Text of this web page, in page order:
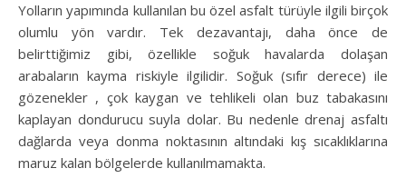
Yolların yapımında kullanılan bu özel asfalt türüyle ilgili birçok
olumlu yön vardır. Tek dezavantajı, daha önce de
belirttiğimiz gibi, özellikle soğuk havalarda dolaşan
arabaların kayma riskiyle ilgilidir. Soğuk (sıfır derece) ile
gözenekler , çok kaygan ve tehlikeli olan buz tabakasını
kaplayan dondurucu suyla dolar. Bu nedenle drenaj asfaltı
dağlarda veya donma noktasının altındaki kış sıcaklıklarına
maruz kalan bölgelerde kullanılmamakta.